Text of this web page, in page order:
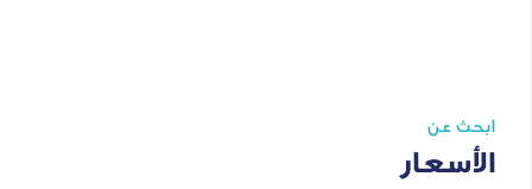
ابحث عن
الأسعار